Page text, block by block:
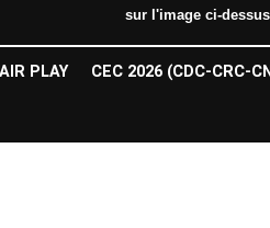
sur l'image ci-dessus
PLAY
CEC 2026 (CDC-CRC-